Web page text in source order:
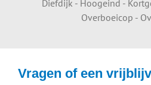
Diefdijk - Hoogeind -
Overboeicop -
Vragen of een